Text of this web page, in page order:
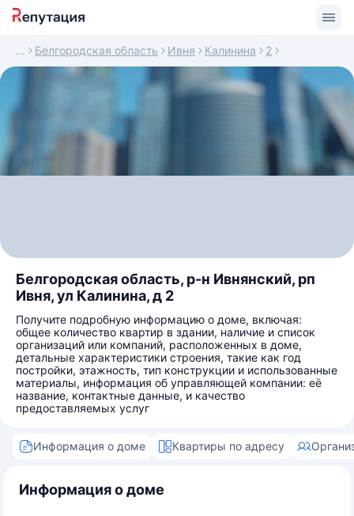
Белгородская область Ивня Калинина 2
Белгородская область, р-н Ивнянский, рп
Ивня, ул Калинина, д 2
Получите подробную информацию о доме, включая:
общее количество квартир в здании, наличие и список
организаций или компаний, расположенных в доме,
детальные характеристики строения, такие как год
постройки, этажность, тип конструкции и использованные
материалы, информация об управляющей компании: её
название, контактные данные, и качество
предоставляемых услуг
Информация о доме Квартиры по адресу
Информация о доме